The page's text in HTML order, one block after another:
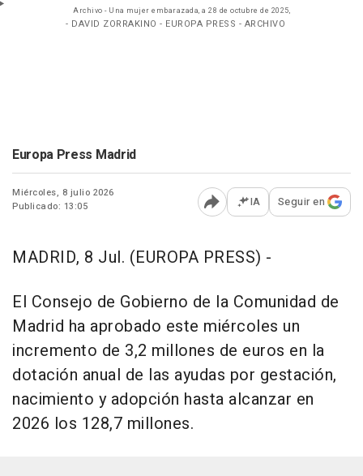
Archivo - Una mujer embarazada, a 28 de octubre de 2025,
- DAVID ZORRAKINO - EUROPA PRESS - ARCHIVO
Europa Press Madrid
Miércoles, 8 julio 2026
Publicado: 13:05
Abrir opciones para
IA Seguir en
MADRID, 8 Jul. (EUROPA PRESS) -
El Consejo de Gobierno de la Comunidad de
Madrid ha aprobado este miércoles un
incremento de 3,2 millones de euros en la
dotación anual de las ayudas por gestación,
nacimiento y adopción hasta alcanzar en
2026 los 128,7 millones.